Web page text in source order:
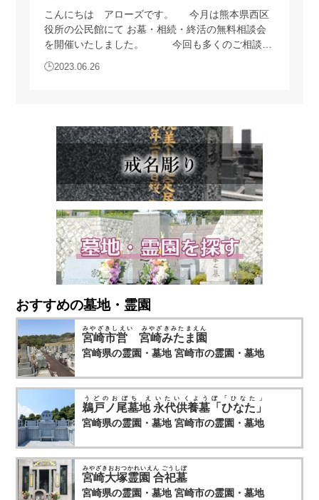
行上必要な限りにおいて利用します。
5.個人情報の第三者提供
当サイトは、法令に定める場合を除き、個人情報を事前に本
当サイトは、個人情報の正確性および最新性を保ち、安全に
管理するとともに個人情報の紛失・改ざん・漏えいなどを防
止するため、必要かつ適正な情報セキュリティー対策を実現
します。
7.個人情報の開示・訂正・利用停止・消去
当サイトは、本人が個人情報について、開示・訂正・利用停
止・消去などを求める権利を有していることを認識し、お客
様相談窓口を設置して、これらの要求ある場合には、法令に
したがって速やかに対応します。
わせフォームをご利用の上ご連絡ください。
その際、お問い合わせ内容欄に個人情報に関する問い合わせ
であることを明記（開示・訂正・利用停止・消去など具体的
な内容）の上、ご連絡をお願いします。
こんにちは アローズです。 今月は熊本県西区
役所の公民館にて お墓・相続・終活の無料相談会
を開催いたしました。 今回も多くのご相談者
様に参加していただき、誠にありがとうございま
す。 ・どこに相談していいか分からない… ・書
う、アローズも精一杯お手伝いさせていただきま
す。 相談会は毎月、熊本県の各地で開催して
おります。 お住まいの地域にお邪魔することがあ
るかもしれません。 皆様のご参加をアローズ…
2023.06.26
おすすめの墓地・霊園
宮崎市営 宮崎みたま園
みやざきしえい みやざきみたまえん
宮崎県の霊園・墓地 宮崎市の霊園・墓地
鵜戸ノ尾墓地 永代供養墓「ひなた」
うどのおぼち えいたいくようぼ「ひなた」
宮崎県の霊園・墓地 宮崎市の霊園・墓地
宮崎大塚霊園 合祀墓
みやざきおおつかれいえん ごうしぼ
宮崎県の霊園・墓地 宮崎市の霊園・墓地